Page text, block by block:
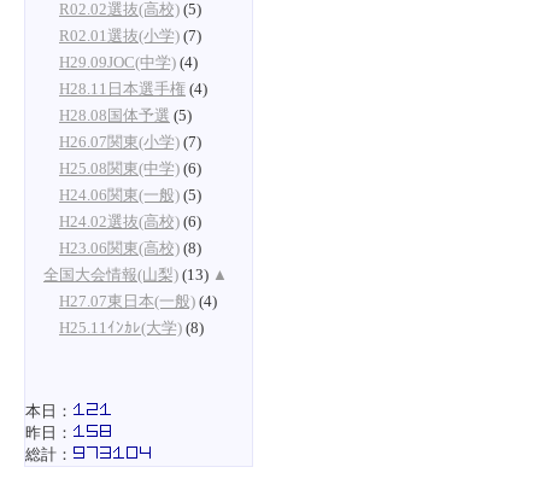
R02.02選抜(高校) (5)
R02.01選抜(小学) (7)
H29.09JOC(中学) (4)
H28.11日本選手権 (4)
H28.08国体予選 (5)
H26.07関東(小学) (7)
H25.08関東(中学) (6)
H24.06関東(一般) (5)
H24.02選抜(高校) (6)
H23.06関東(高校) (8)
全国大会情報(山梨) (13) ▲
H27.07東日本(一般) (4)
H25.11ｲﾝｶﾚ(大学) (8)
本日：
昨日：
総計：